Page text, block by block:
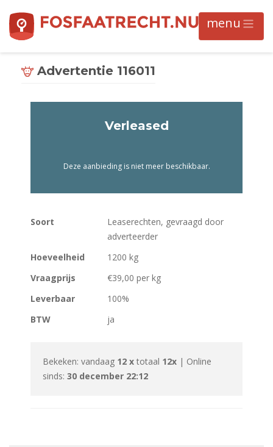
Advertentie 116011
Soort
Leaserechten, gevraagd door
adverteerder
Hoeveelheid
1200 kg
Vraagprijs
€39,00 per kg
Leverbaar
100%
BTW
ja
Bekeken: vandaag 12 x totaal 12x | Online
sinds: 30 december 22:12
Verleased
Deze aanbieding is niet meer beschikbaar.